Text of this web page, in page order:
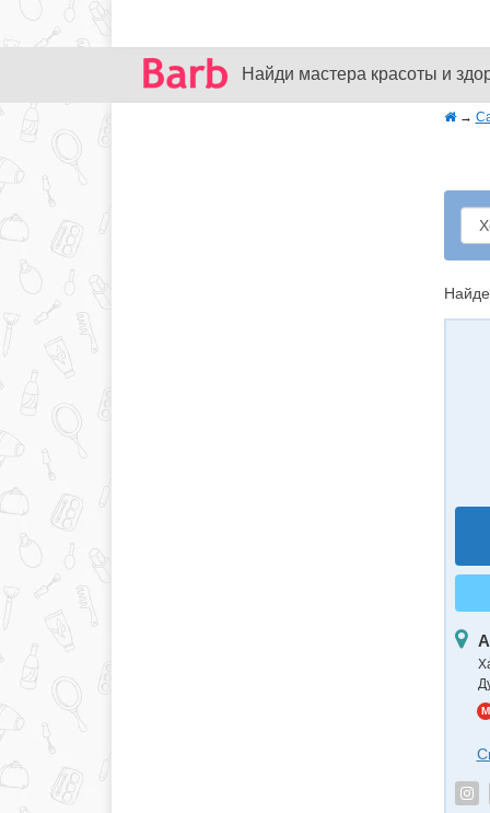
Найди мастера красоты и
→
M